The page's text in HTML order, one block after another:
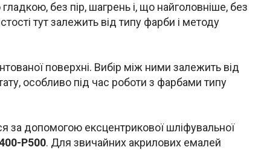
без пір, шагрень і, що найголовніше, без
тут залежить від типу фарби і методу
поверхні. Вибір між ними залежить від
особливо під час роботи з фарбами типу
за допомогою ексцентрикової шліфувальної
P500. Для звичайних акрилових емалей